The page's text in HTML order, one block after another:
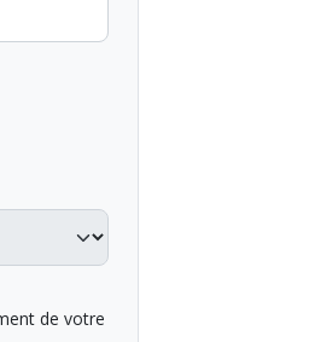
de votre